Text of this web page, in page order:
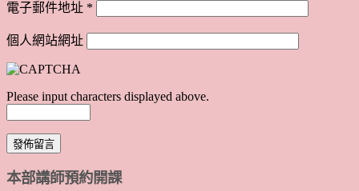
電子郵件地址 *
個人網站網址
Please input characters displayed above.
本部講師預約開課